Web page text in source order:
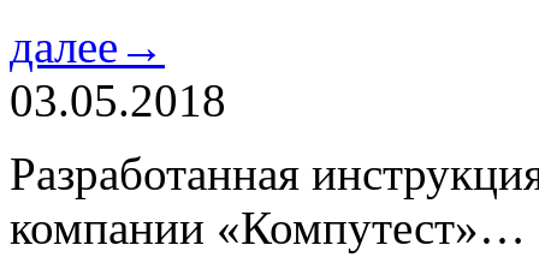
далее→
03.05.2018
Разработанная
компании «Компутест»…